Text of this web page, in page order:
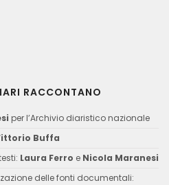
RACCONTANO
per l’Archivio diaristico nazionale
Buffa
Laura Ferro e Nicola Maranesi
delle fonti documentali: